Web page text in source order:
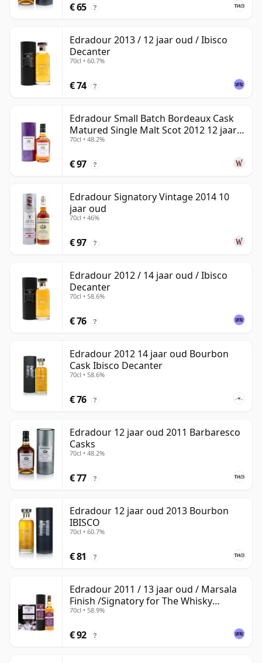
€ 65 ?
Edradour 2013 / 12 jaar oud / Ibisco
Decanter
70cl • 60.7%
€ 74 ?
Edradour Small Batch Bordeaux Cask
Matured Single Malt Scot 2012 12 jaar
oud
70cl • 48.2%
€ 97 ?
Edradour Signatory Vintage 2014 10
jaar oud
70cl • 46%
€ 97 ?
Edradour 2012 / 14 jaar oud / Ibisco
Decanter
70cl • 58.6%
€ 76 ?
Edradour 2012 14 jaar oud Bourbon
Cask Ibisco Decanter
70cl • 58.6%
€ 76 ?
Edradour 12 jaar oud 2011 Barbaresco
Casks
70cl • 48.2%
€ 77 ?
Edradour 12 jaar oud 2013 Bourbon
IBISCO
70cl • 60.7%
€ 81 ?
Edradour 2011 / 13 jaar oud / Marsala
Finish /Signatory for The Whisky
Exchange
70cl • 58.9%
€ 92 ?